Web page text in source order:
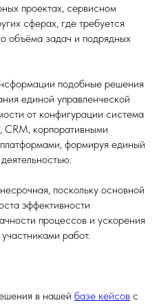
проектах, сервисном
сферах, где требуется
объёма задач и подрядных
подобные решения
единой управленческой
от конфигурации система
CRM, корпоративными
формируя единый
поскольку основной
эффективности
процессов и ускорения
работ.
в нашей базе кейсов с